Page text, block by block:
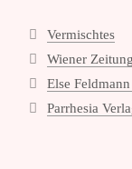
Kategorien
Vermischtes
Schlagwörter
Wiener Zeitung
Else
Parrhesia